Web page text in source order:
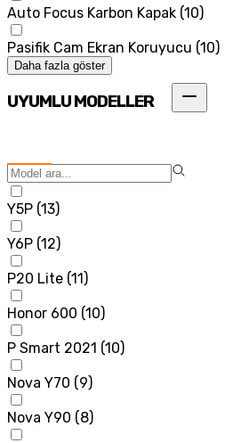
Auto Focus Karbon Kapak (10)
Pasifik Cam Ekran Koruyucu (10)
Daha fazla göster
UYUMLU MODELLER
Y5P (13)
Y6P (12)
P20 Lite (11 )
Honor 600 (10)
P Smart 2021 (10)
Nova Y70 (9)
Nova Y90 (8)